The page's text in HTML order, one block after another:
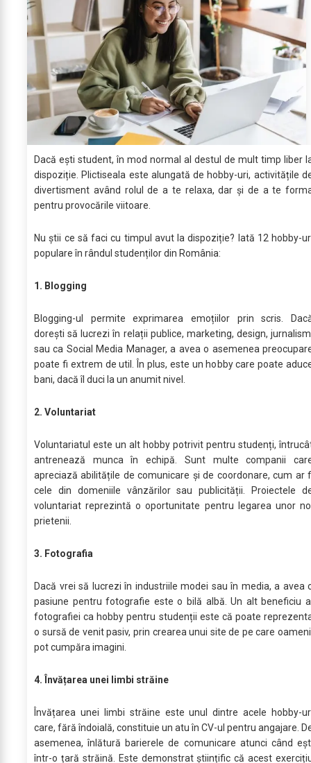
Dacă ești student, în mod normal al destul de mult timp liber
dispoziție. Plictiseala este alungată de hobby-uri, activitățile
divertisment având rolul de a te relaxa, dar și de a te
pentru provocările viitoare.
Nu știi ce să faci cu timpul avut la dispoziție? Iată 12 hobby-
populare în rândul studenților din România:
1. Blogging
Blogging-ul permite exprimarea emoțiilor prin scris.
dorești să lucrezi în relații publice, marketing, design,
sau ca Social Media Manager, a avea o asemenea
poate fi extrem de util. În plus, este un hobby care poate
bani, dacă îl duci la un anumit nivel.
2. Voluntariat
Voluntariatul este un alt hobby potrivit pentru studenți,
antrenează munca în echipă. Sunt multe companii
apreciază abilitățile de comunicare și de coordonare, cum ar
cele din domeniile vânzărilor sau publicității. Proiectele
voluntariat reprezintă o oportunitate pentru legarea unor
prietenii.
3. Fotografia
Dacă vrei să lucrezi în industriile modei sau în media, a avea
pasiune pentru fotografie este o bilă albă. Un alt beneficiu
fotografiei ca hobby pentru studenții este că poate
o sursă de venit pasiv, prin crearea unui site de pe care
pot cumpăra imagini.
4. Învățarea unei limbi străine
Învățarea unei limbi străine este unul dintre acele hobby-
care, fără îndoială, constituie un atu în CV-ul pentru angajare.
asemenea, înlătură barierele de comunicare atunci când
într-o țară străină. Este demonstrat științific că acest